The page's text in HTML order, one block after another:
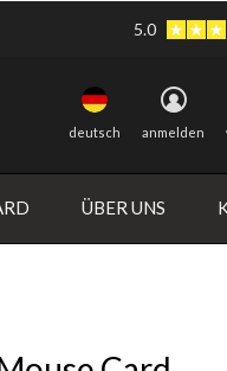
ÜBER UNS
deutsch anmelden
5.0